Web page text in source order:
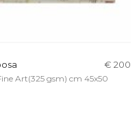
€ 200
Art(325 gsm) cm 45x50